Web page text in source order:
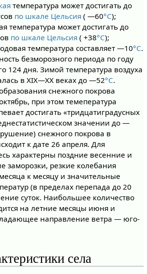
температура может достигать до
по шкале Цельсия ( —60°C);
температура может достигать до
по шкале Цельсия ( +38°C);
температура составляет —10°C.
безморозного периода по году
124 дня. Зимой температура воздуха
в XIX—XX веках до —52°C.
снежного покрова
при этом темепература
достигать «тридцатиградусных
значении до —
снежного покрова в
к дате 26 апреля. Для
характерны поздние весенние и
заморозки, резкие колебания
к месяцу и значительные
(в пределах перепада до 20
суток. Наибольшее количество
на летние месяцы июня и
направление ветра — юго-
села